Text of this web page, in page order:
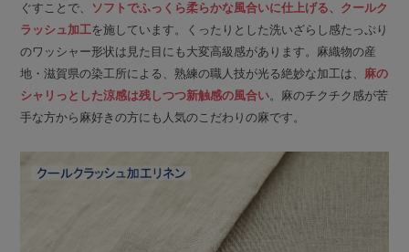
ぐすことで、
ソフトでふっくら柔らかな風合いに仕上げる、クールク
ラッシュ加工を施しています。くったりとした洗いざらし感たっぷり
のワッシャー形状は見た目にも大変高級感があります。麻織物の産
地・滋賀県の染工所による、熟練の職人技が光る絶妙な加工は、 麻の
シャリっとした涼感は残しつつ新触感の風合い。麻のチクチク感が苦
手な方から麻好きの方にも人気のこだわりの麻です。